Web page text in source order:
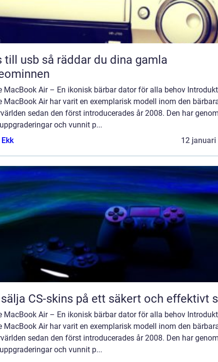
räddar du dina gamla
MacBook Air – En ikonisk bärbar dator för alla behov
MacBook Air har varit en exemplarisk modell inom den
sedan den först introducerades år 2008. Den har
och vunnit p...
12 januari
CS-skins på ett säkert och effektivt
MacBook Air – En ikonisk bärbar dator för alla behov
MacBook Air har varit en exemplarisk modell inom den
sedan den först introducerades år 2008. Den har
och vunnit p...